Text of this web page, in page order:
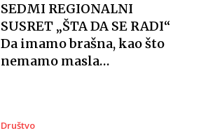
SEDMI REGIONALNI
SUSRET „ŠTA DA SE RADI“
Da imamo brašna, kao što
nemamo masla…
Društvo